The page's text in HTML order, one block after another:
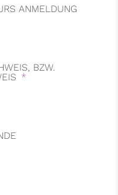
ANMELDUNG
BZW.